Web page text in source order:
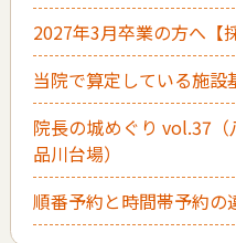
2027年3月卒業の方へ【
当院で算定している施設
院長の城めぐり vol.37（
品川台場）
順番予約と時間帯予約の